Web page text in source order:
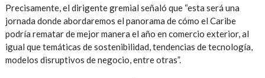
Precisamente, el dirigente gremial señaló que “esta será una
jornada donde abordaremos el panorama de cómo el Caribe
podría rematar de mejor manera el año en comercio exterior, al
igual que temáticas de sostenibilidad, tendencias de tecnología,
modelos disruptivos de negocio, entre otras”.